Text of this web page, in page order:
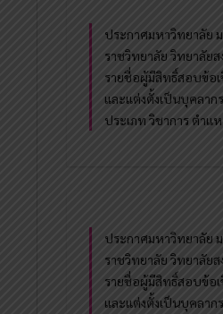
ประกาศมหาวิทยาลัย
ราชวิทยาลัย วิทยาลัยส
รายชื่อผู้มีสิทธิ์สอบข้อ
และแต่งตั้งเป็นบุคลาก
ประเภท วิชาการ ตำแ
ประกาศมหาวิทยาลัย
ราชวิทยาลัย วิทยาลัยส
รายชื่อผู้มีสิทธิ์สอบข้อ
และแต่งตั้งเป็นบุคลาก